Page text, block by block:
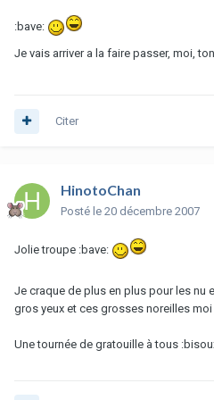
:bave:
Je vais arriver a la faire passer, moi,
Citer
HinotoChan
Posté le 20 décembre 2007
Jolie troupe :bave:
Je craque de plus en plus pour les nu
gros yeux et ces grosses noreilles moi
Une tournée de gratouille à tous